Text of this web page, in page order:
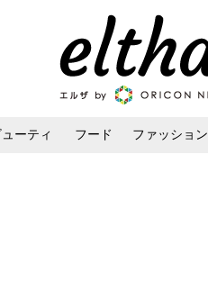
ューティ フード ファッション